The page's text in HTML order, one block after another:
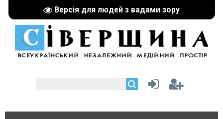
Версія для людей з вадами зору